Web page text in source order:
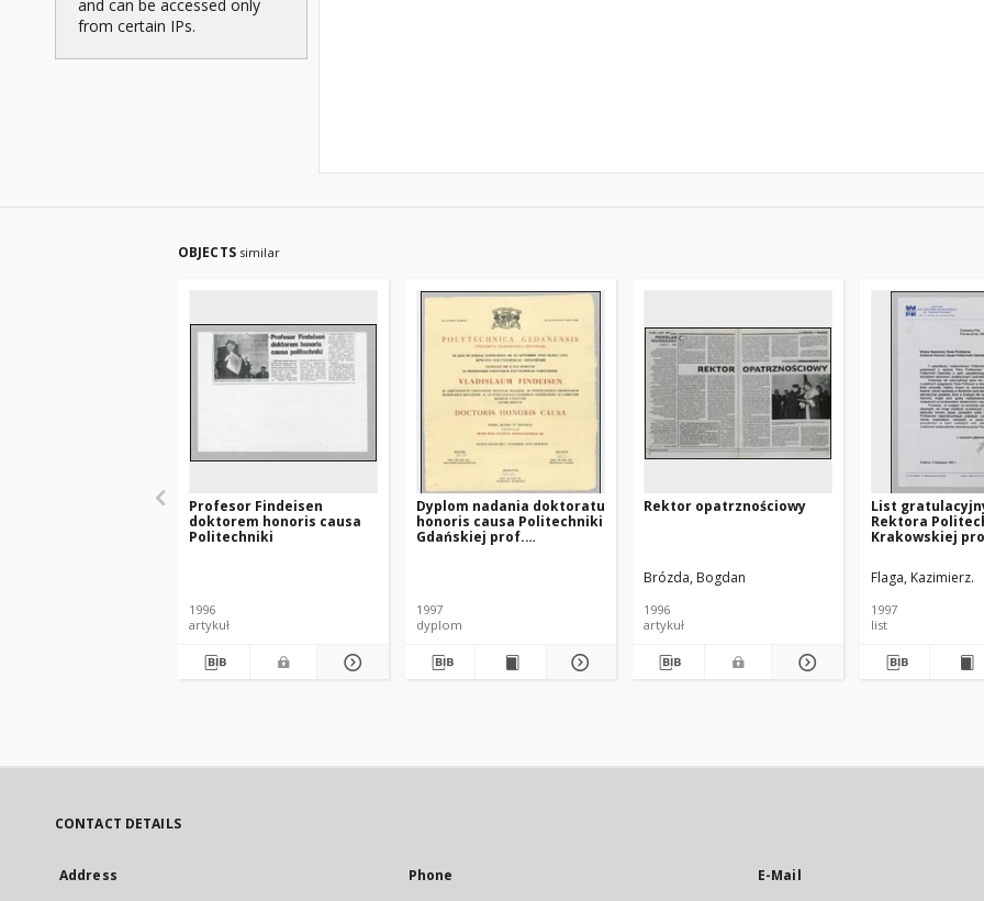
and can be accessed only
from certain IPs.
OBJECTS similar
Profesor Findeisen
doktorem honoris causa
Politechniki
1996
artykuł
Dyplom nadania doktoratu
honoris causa Politechniki
Gdańskiej prof.
1997
dyplom
Rektor opatrznościowy
Brózda, Bogdan
1996
artykuł
List
Rektora
Krakowskiej
Władysława
dnia 5.11.1997
Flaga, Kazimierz.
1997
list
CONTACT DETAILS
Address Phone E-Mail